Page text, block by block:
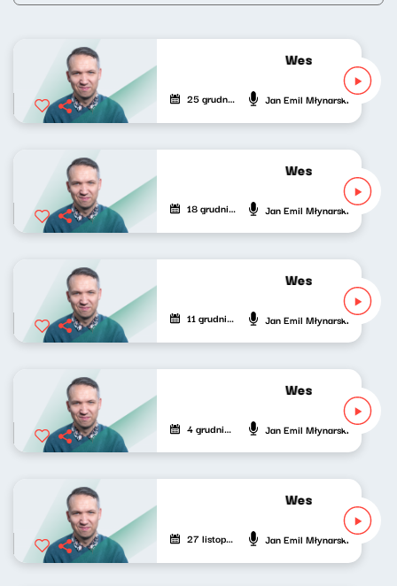
Wesoła fala
25 grudnia 2022 Jan Emil Młynarski
Wesoła fala
18 grudnia 2022 Jan Emil Młynarski
Wesoła fala
11 grudnia 2022 Jan Emil Młynarski
Wesoła fala
4 grudnia 2022 Jan Emil Młynarski
Wesoła fala
27 listopada 2022 Jan Emil Młynarski